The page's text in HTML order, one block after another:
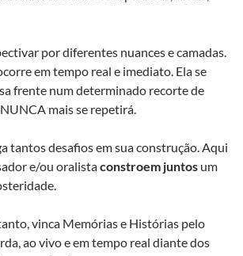
por diferentes nuances e camadas.
em tempo real e imediato. Ela se
frente num determinado recorte de
mais se repetirá.
tantos desafios em sua construção. Aqui
e/ou oralistaconstroem juntos um
vinca Memórias e Histórias pelo
ao vivo e em tempo real diante dos